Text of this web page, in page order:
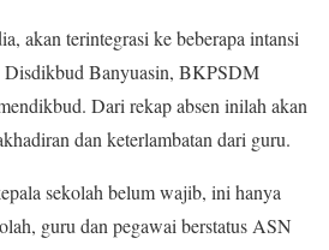
akan terintegrasi ke beberapa intansi
Banyuasin, BKPSDM
Dari rekap absen inilah akan
dan keterlambatan dari guru.
sekolah belum wajib, ini hanya
guru dan pegawai berstatus ASN